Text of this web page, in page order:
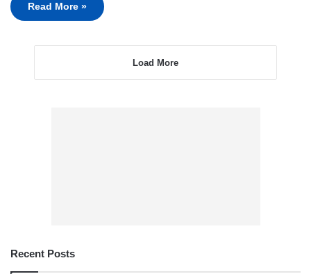
Read More »
Load More
Recent Posts